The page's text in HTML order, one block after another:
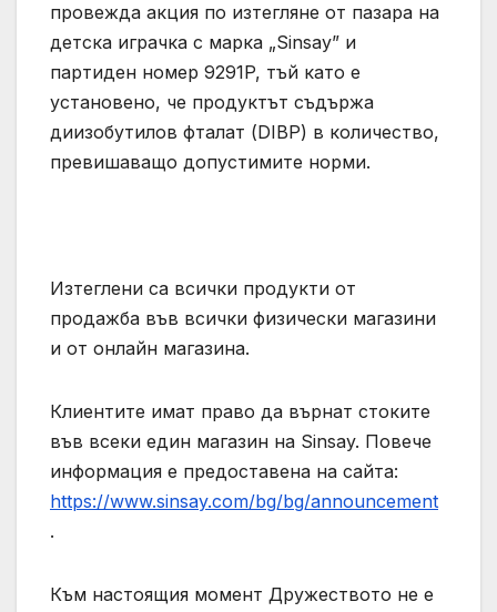
провежда акция по изтегляне от пазара на
детска играчка с марка „Sinsay” и
партиден номер 9291P, тъй като е
установено, че продуктът съдържа
диизобутилов фталат (DIBP) в количество,
превишаващо допустимите норми.
Изтеглени са всички продукти от
продажба във всички физически магазини
и от онлайн магазина.
Клиентите имат право да върнат стоките
във всеки един магазин на Sinsay. Повече
информация е предоставена на сайта:
https://www.sinsay.com/bg/bg/announcement
.
Към настоящия момент Дружеството не е